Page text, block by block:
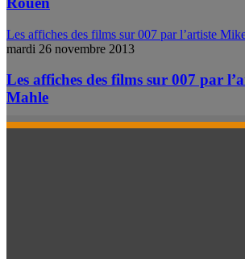
Les affiches des films sur 007 par l’artiste
mardi 26 novembre 2013
Les affiches des films sur 007 par
Mahle